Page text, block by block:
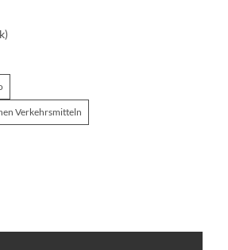
Verkehrsmitteln